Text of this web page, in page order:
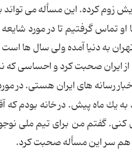
زوم كرده. این مسأله مى
او تماس گرفتیم تا در مورد
به دنیا آمده ولى سال ها است
از ایران صحبت كرد و احساسى كه
رسانه هاى ایران هستى.
یك ماه پیش. در خانه بودم كه
كنى. گفتم من براى تیم ملى
هم سر این مسأله صحبت كرد.